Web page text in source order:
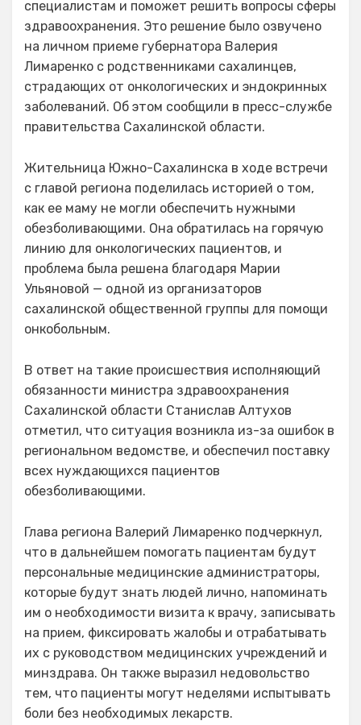
специалистам и поможет решить вопросы сферы
здравоохранения. Это решение было озвучено
на личном приеме губернатора Валерия
Лимаренко с родственниками сахалинцев,
страдающих от онкологических и эндокринных
заболеваний. Об этом сообщили в пресс-службе
правительства Сахалинской области.
Жительница Южно-Сахалинска в ходе встречи
с главой региона поделилась историей о том,
как ее маму не могли обеспечить нужными
обезболивающими. Она обратилась на горячую
линию для онкологических пациентов, и
проблема была решена благодаря Марии
Ульяновой — одной из организаторов
сахалинской общественной группы для помощи
онкобольным.
В ответ на такие происшествия исполняющий
обязанности министра здравоохранения
Сахалинской области Станислав Алтухов
отметил, что ситуация возникла из-за ошибок в
региональном ведомстве, и обеспечил поставку
всех нуждающихся пациентов
обезболивающими.
Глава региона Валерий Лимаренко подчеркнул,
что в дальнейшем помогать пациентам будут
персональные медицинские администраторы,
которые будут знать людей лично, напоминать
им о необходимости визита к врачу, записывать
на прием, фиксировать жалобы и отрабатывать
их с руководством медицинских учреждений и
минздрава. Он также выразил недовольство
тем, что пациенты могут неделями испытывать
боли без необходимых лекарств.